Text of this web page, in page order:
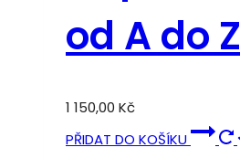
od A do Z
1 150,00 Kč
PŘIDAT DO KOŠÍKU